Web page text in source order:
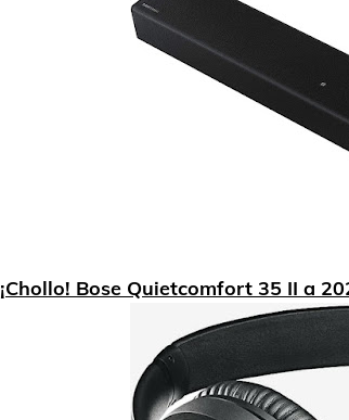
¡Chollo! Bose Quietcomfort 35 II a